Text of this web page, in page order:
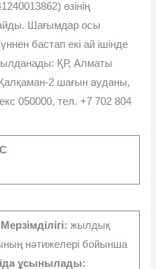
өзінің
Шағымдар осы
бастап екі ай ішінде
ҚР, Алматы
2 шағын ауданы,
050000, тел. +7 702 804
Мерзімділігі: жылдық
нәтижелері бойынша
ұсынылады: